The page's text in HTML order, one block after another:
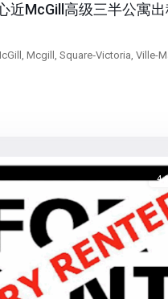
近McGill高级三半公寓出
, Mcgill , Square‑Victoria, Ville-
4